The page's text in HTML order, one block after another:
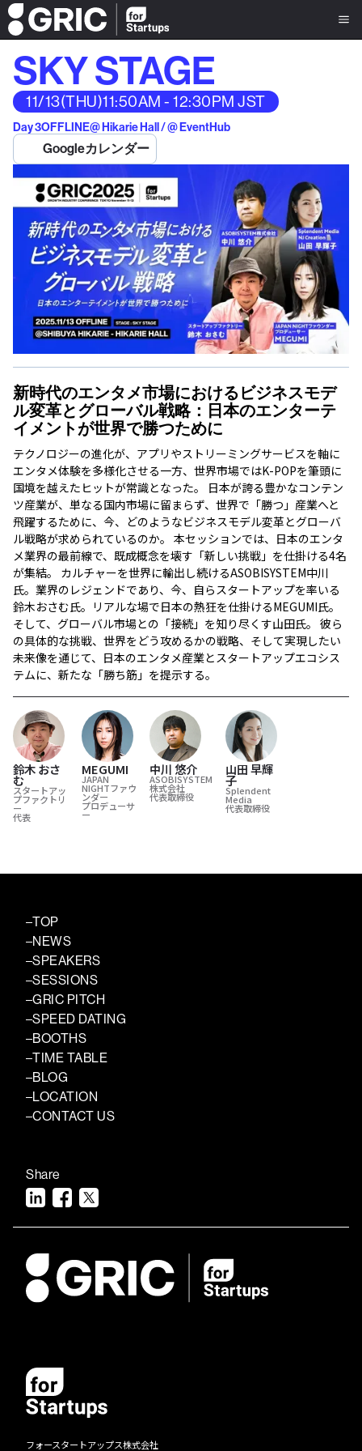
SKY STAGE
11/13(THU)11:50AM - 12:30PM JST
Day 3OFFLINE@ Hikarie Hall / @ EventHub
Googleカレンダー
新時代のエンタメ市場におけるビジネスモデ
ル変革とグローバル戦略：日本のエンターテ
イメントが世界で勝つために
テクノロジーの進化が、アプリやストリーミングサービスを軸に
エンタメ体験を多様化させる一方、世界市場ではK-POPを筆頭に
国境を越えたヒットが常識となった。 日本が誇る豊かなコンテン
ツ産業が、単なる国内市場に留まらず、世界で「勝つ」産業へと
飛躍するために、今、どのようなビジネスモデル変革とグローバ
ル戦略が求められているのか。 本セッションでは、日本のエンタ
メ業界の最前線で、既成概念を壊す「新しい挑戦」を仕掛ける4名
が集結。 カルチャーを世界に輸出し続けるASOBISYSTEM中川
氏。業界のレジェンドであり、今、自らスタートアップを率いる
鈴木おさむ氏。リアルな場で日本の熱狂を仕掛けるMEGUMI氏。
そして、グローバル市場との「接続」を知り尽くす山田氏。 彼ら
の具体的な挑戦、世界をどう攻めるかの戦略、そして実現したい
未来像を通じて、日本のエンタメ産業とスタートアップエコシス
テムに、新たな「勝ち筋」を提示する。
鈴木 おさ
む
スタートアッ
プファクトリ
ー
代表
MEGUMI
JAPAN
NIGHTファウ
ンダー
プロデューサ
ー
中川 悠介
ASOBISYSTEM
株式会社
代表取締役
山田 早輝
子
Splendent
Media
代表取締役
フォースタートアップス株式会社
TOP
NEWS
SPEAKERS
SESSIONS
GRIC PITCH
SPEED DATING
BOOTHS
TIME TABLE
BLOG
LOCATION
CONTACT US
Share